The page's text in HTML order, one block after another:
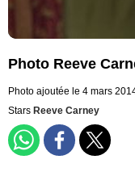
Photo Reeve
Photo ajoutée le 4 mars
Stars Reeve Carney